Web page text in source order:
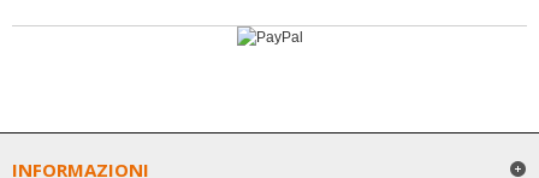
INFORMAZIONI